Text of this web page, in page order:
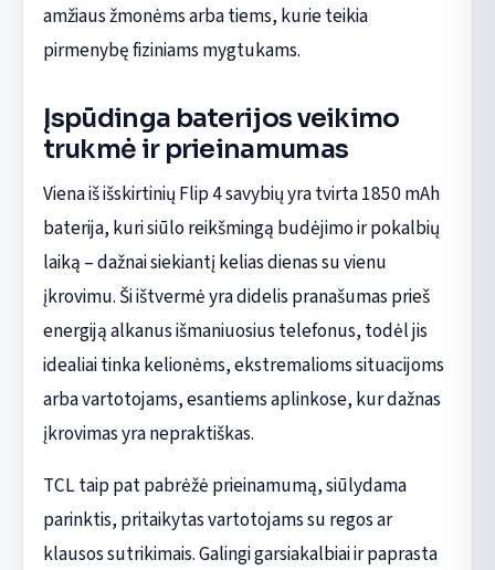
amžiaus žmonėms arba tiems, kurie teikia
pirmenybę fiziniams mygtukams.
Įspūdinga baterijos veikimo
trukmė ir prieinamumas
Viena iš išskirtinių Flip 4 savybių yra tvirta 1850 mAh
baterija, kuri siūlo reikšmingą budėjimo ir pokalbių
laiką – dažnai siekiantį kelias dienas su vienu
įkrovimu. Ši ištvermė yra didelis pranašumas prieš
energiją alkanus išmaniuosius telefonus, todėl jis
idealiai tinka kelionėms, ekstremalioms situacijoms
arba vartotojams, esantiems aplinkose, kur dažnas
įkrovimas yra nepraktiškas.
TCL taip pat pabrėžė prieinamumą, siūlydama
parinktis, pritaikytas vartotojams su regos ar
klausos sutrikimais. Galingi garsiakalbiai ir paprasta